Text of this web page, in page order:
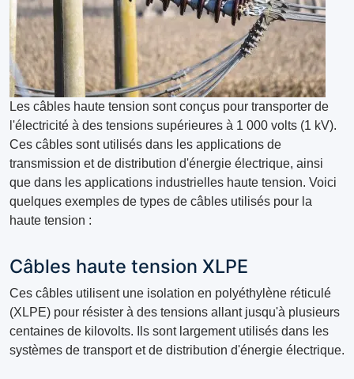
Les câbles haute tension sont conçus pour transporter de
l'électricité à des tensions supérieures à 1 000 volts (1 kV).
Ces câbles sont utilisés dans les applications de
transmission et de distribution d'énergie électrique, ainsi
que dans les applications industrielles haute tension. Voici
quelques exemples de types de câbles utilisés pour la
haute tension :
Câbles haute tension XLPE
Ces câbles utilisent une isolation en polyéthylène réticulé
(XLPE) pour résister à des tensions allant jusqu'à plusieurs
centaines de kilovolts. Ils sont largement utilisés dans les
systèmes de transport et de distribution d'énergie électrique.